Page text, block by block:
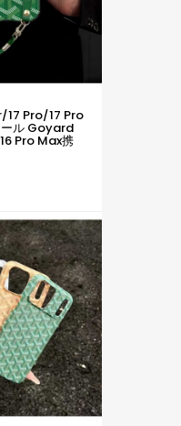
Pro/17 Pro
ール Goyard
Pro Max携
ル風グリーン
ードケース
Air 17 16 15
ュアル ゴヤ
売れ筋 皮製
Iphone 17
14 13 携帯